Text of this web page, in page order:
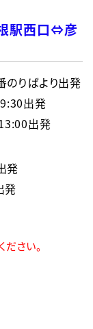
駅西口⇔彦
りばより出発
出発
出発
発
発
さい。